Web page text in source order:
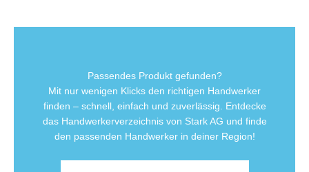
Passendes Produkt gefunden?
Mit nur wenigen Klicks den richtigen Handwerker
finden – schnell, einfach und zuverlässig. Entdecke
das Handwerkerverzeichnis von Stark AG und finde
den passenden Handwerker in deiner Region!